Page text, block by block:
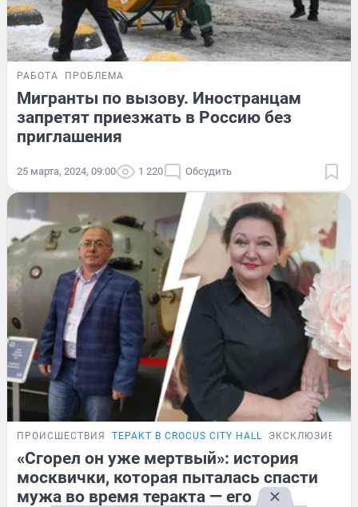
РАБОТА ПРОБЛЕМА
Мигранты по вызову. Иностранцам
запретят приезжать в Россию без
приглашения
25 марта, 2024, 09:00 1 220 Обсудить
ПРОИСШЕСТВИЯ ТЕРАКТ В CROCUS CITY HALL ЭКСКЛЮЗИВ
«Сгорел он уже мертвый»: история
москвички, которая пыталась спасти
мужа во время теракта — его